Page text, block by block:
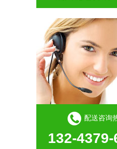
配送咨询
132-4379-